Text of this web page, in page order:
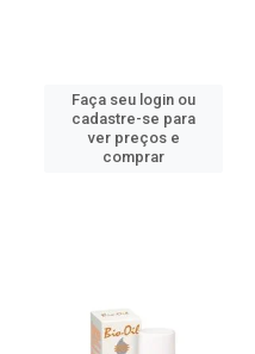
Faça seu login ou
cadastre-se para
ver preços e
comprar